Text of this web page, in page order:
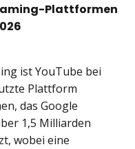
Plattformen
ist YouTube bei
Plattform
das Google
1,5 Milliarden
wobei eine